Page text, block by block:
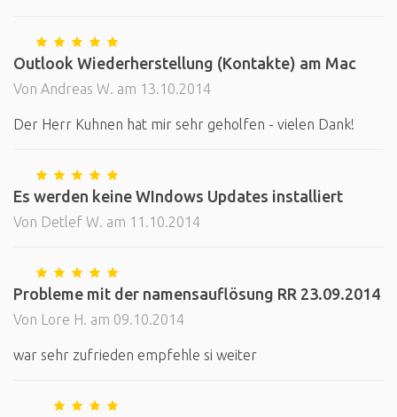
Outlook Wiederherstellung (Kontakte) am Mac
Von Andreas W. am 13.10.2014
Der Herr Kuhnen hat mir sehr geholfen - vielen Dank!
Es werden keine WIndows Updates installiert
Von Detlef W. am 11.10.2014
Probleme mit der namensauflösung RR 23.09.2014
Von Lore H. am 09.10.2014
war sehr zufrieden empfehle si weiter